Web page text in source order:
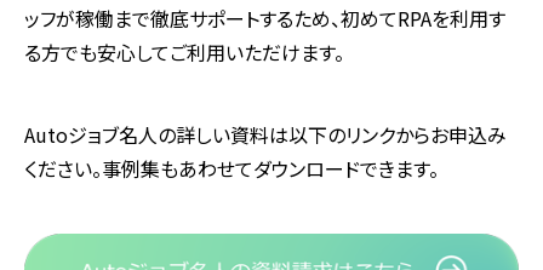
ッフが稼働まで徹底サポートするため、初めてRPAを利用す
る方でも安心してご利用いただけます。
Autoジョブ名人の詳しい資料は以下のリンクからお申込み
ください。事例集もあわせてダウンロードできます。